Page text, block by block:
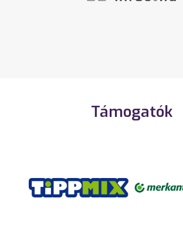
Támogatók